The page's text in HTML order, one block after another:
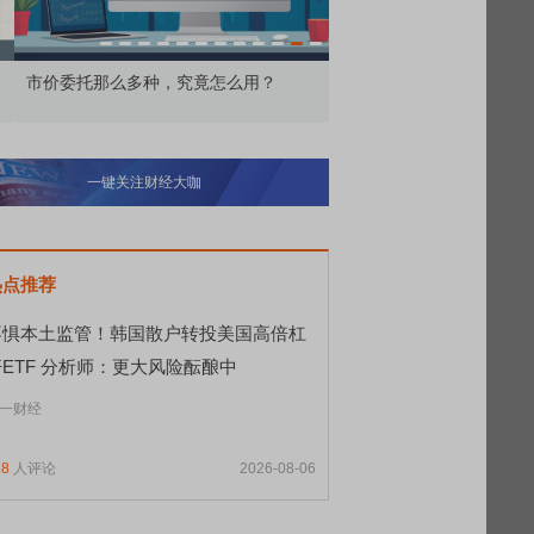
委托那么多种，究竟怎么用？
一键关注财经大咖
推荐
本土监管！韩国散户转投美国高倍杠
分析师：更大风险酝酿中
财经
人评论 2026-08-06